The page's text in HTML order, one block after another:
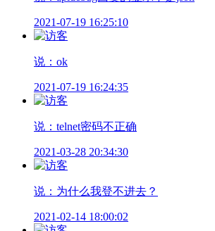
2021-07-19 16:25:10
说：ok
2021-07-19 16:24:35
说：telnet密码不正确
2021-03-28 20:34:30
说：为什么我登不进去？
2021-02-14 18:00:02